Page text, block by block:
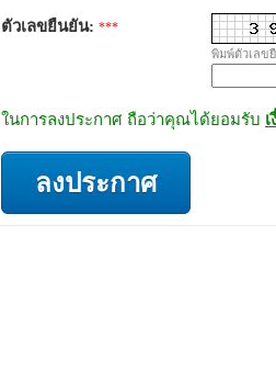
ตัวเลขยืนยัน: ***
พิมพ์ตัวเลข
ในการลงประกาศ ถือว่าคุณได้ยอมรับ
ลงประกาศ